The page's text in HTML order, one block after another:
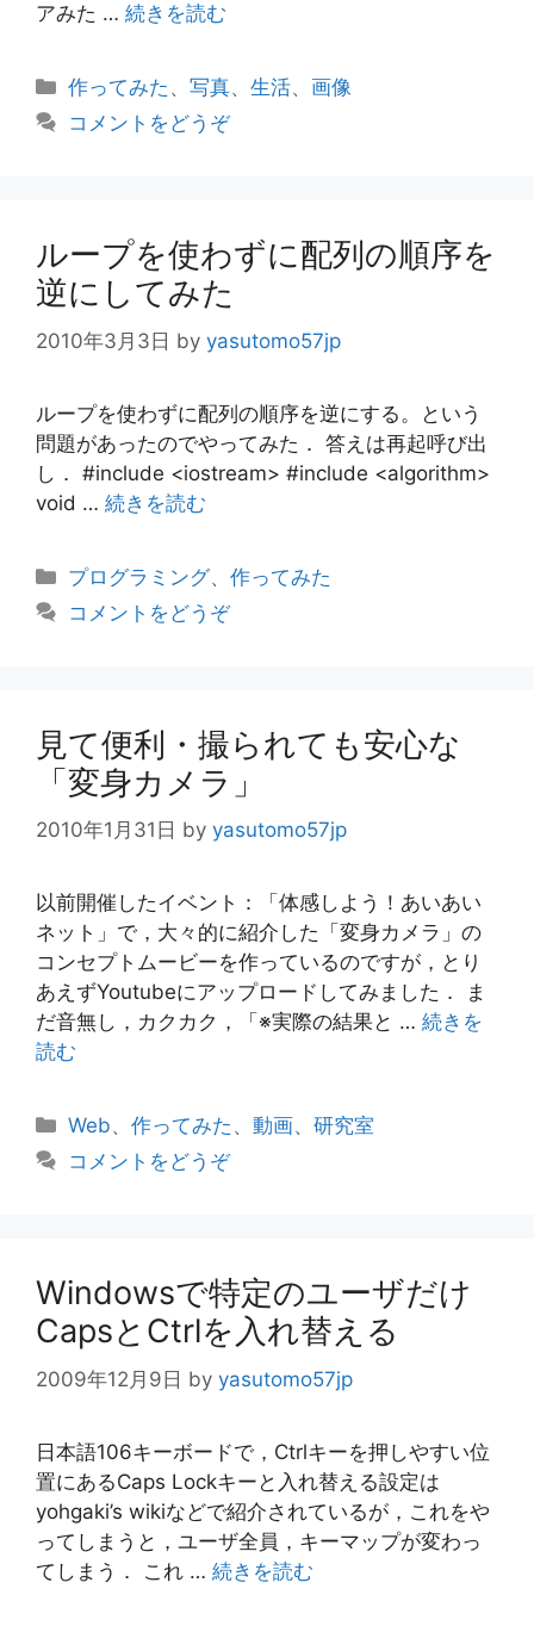
アみた … 続きを読む
カ
テ
作ってみた 、写真、生活、画像
コメントをどうぞ
ループを使わずに配列の順序を
逆にしてみた
2010年3月3日 by yasutomo57jp
ループを使わずに配列の順序を逆にする。という
問題があったのでやってみた． 答えは再起呼び出
し． #include <iostream> #include <algorithm>
void … 続きを読む
カ
プログラミング、作ってみた
コメントをどうぞ
見て便利・撮られても安心な
「変身カメラ」
2010年1月31日 by yasutomo57jp
以前開催したイベント：「体感しよう！あいあい
ネット」で，大々的に紹介した「変身カメラ」の
コンセプトムービーを作っているのですが，とり
あえずYoutubeにアップロードしてみました． ま
だ音無し，カクカク，「※実際の結果と … 続きを
読む
カ
テ
Web、作ってみた 、動画、研究室
コメントをどうぞ
Windowsで特定のユーザだけ
CapsとCtrlを入れ替える
2009年12月9日 by yasutomo57jp
日本語106キーボードで，Ctrlキーを押しやすい位
置にあるCaps Lockキーと入れ替える設定は
yohgaki’s wikiなどで紹介されているが，これをや
ってしまうと，ユーザ全員，キーマップが変わっ
てしまう． これ … 続きを読む